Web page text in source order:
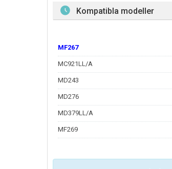
Kompatibla modeller
MF267
MC921LL/A
MD243
MD276
MD379LL/A
MF269